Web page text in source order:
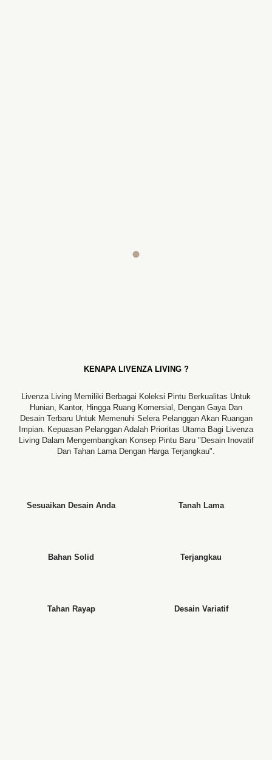
KENAPA LIVENZA LIVING ?
Livenza Living Memiliki Berbagai Koleksi Pintu Berkualitas Untuk
Hunian, Kantor, Hingga Ruang Komersial, Dengan Gaya Dan
Desain Terbaru Untuk Memenuhi Selera Pelanggan Akan Ruangan
Impian. Kepuasan Pelanggan Adalah Prioritas Utama Bagi Livenza
Living Dalam Mengembangkan Konsep Pintu Baru "desain Inovatif
Dan Tahan Lama Dengan Harga Terjangkau".
Sesuaikan Desain Anda Tanah Lama
Bahan Solid Terjangkau
Tahan Rayap Desain Variatif